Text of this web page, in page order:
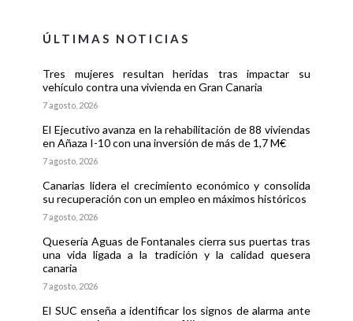
ÚLTIMAS NOTICIAS
Tres mujeres resultan heridas tras impactar su
vehículo contra una vivienda en Gran Canaria
7 agosto, 2026
El Ejecutivo avanza en la rehabilitación de 88 viviendas
en Añaza I-10 con una inversión de más de 1,7 M€
7 agosto, 2026
Canarias lidera el crecimiento económico y consolida
su recuperación con un empleo en máximos históricos
7 agosto, 2026
Quesería Aguas de Fontanales cierra sus puertas tras
una vida ligada a la tradición y la calidad quesera
canaria
7 agosto, 2026
El SUC enseña a identificar los signos de alarma ante